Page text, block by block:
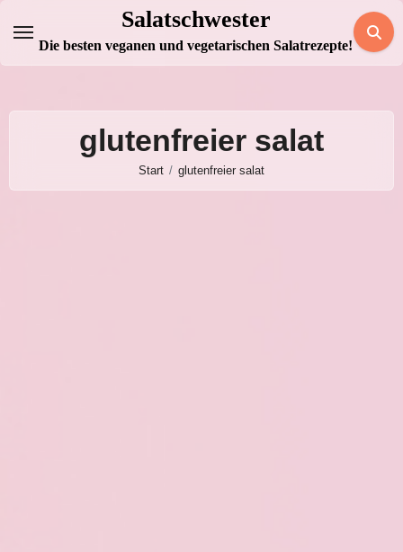
Inhalt
springen
Salatschwester
Die besten veganen und vegetarischen Salatrezepte!
glutenfreier salat
Start glutenfreier salat